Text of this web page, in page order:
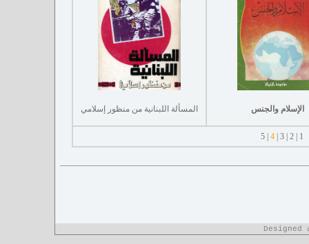
الإسلام والجنس المسألة اللبنانية من منظور إسلامي
1
2
3
4
5
Designed